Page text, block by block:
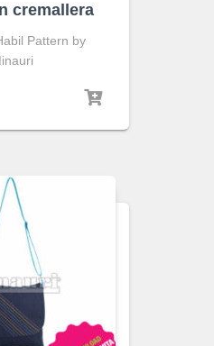
cremallera
Pattern by